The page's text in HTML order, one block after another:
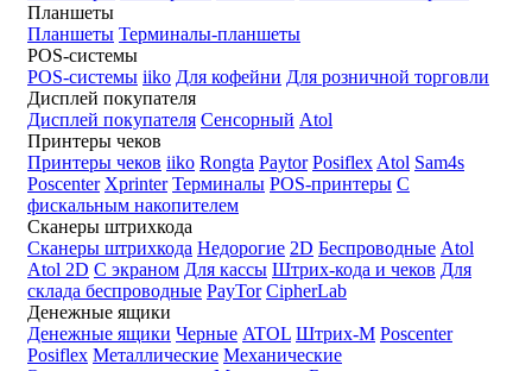
Планшеты
Планшеты Терминалы-планшеты
POS-системы
POS-системы iiko Для кофейни Для розничной торговли
Дисплей покупателя
Дисплей покупателя Сенсорный Atol
Принтеры чеков
Принтеры чеков iiko Rongta Paytor Posiflex Atol Sam4s
Poscenter Xprinter Терминалы POS-принтеры С
фискальным накопителем
Сканеры штрихкода
Сканеры штрихкода Недорогие 2D Беспроводные Atol
Atol 2D С экраном Для кассы Штрих-кода и чеков Для
склада беспроводные PayTor CipherLab
Денежные ящики
Денежные ящики Черные ATOL Штрих-М Poscenter
Posiflex Металлические Механические